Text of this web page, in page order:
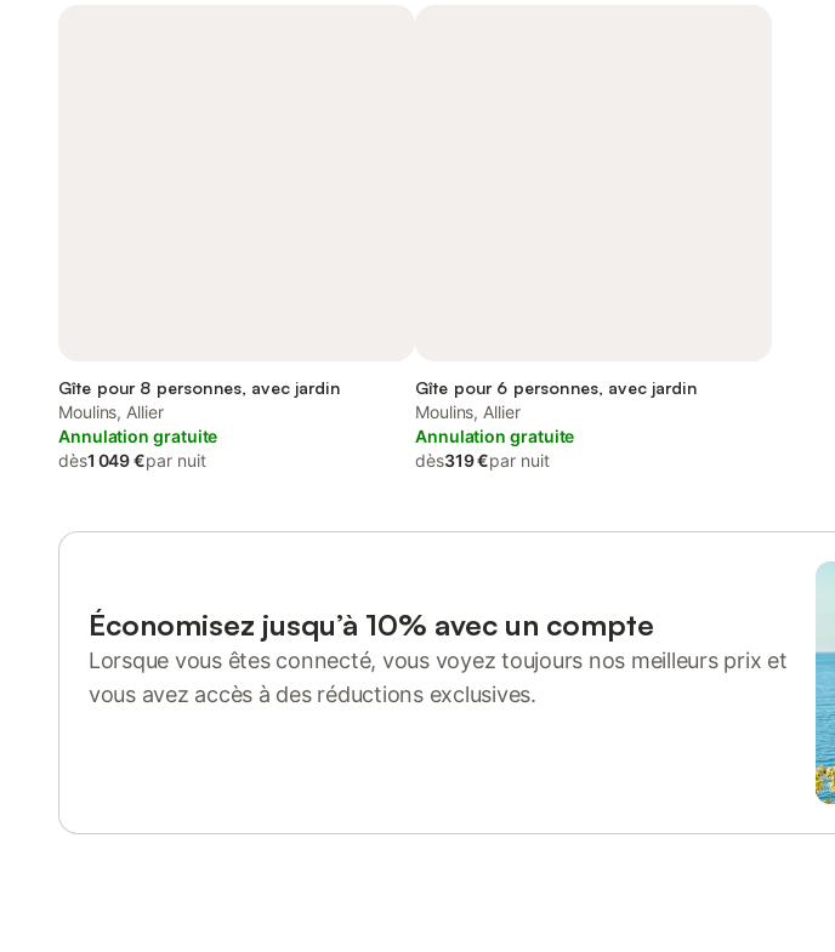
Gîte pour 8 personnes, avec jardin
Moulins, Allier
Annulation gratuite
dès1 049 €par nuit
Gîte pour 6 personnes, avec jardin
Moulins, Allier
Annulation gratuite
dès319 €par nuit
Économisez jusqu’à 10% avec un compte
Lorsque vous êtes connecté, vous voyez toujours nos meilleurs prix et
vous avez accès à des réductions exclusives.